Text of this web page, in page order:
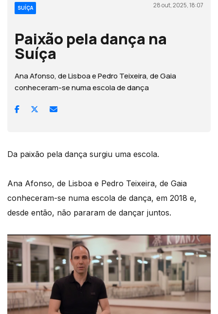
SUÍÇA 28 out, 2025, 18:07
Paixão pela dança na
Suíça
Ana Afonso, de Lisboa e Pedro Teixeira, de Gaia
conheceram-se numa escola de dança
Da paixão pela dança surgiu uma escola.
Ana Afonso, de Lisboa e Pedro Teixeira, de Gaia
conheceram-se numa escola de dança, em 2018 e,
desde então, não pararam de dançar juntos.